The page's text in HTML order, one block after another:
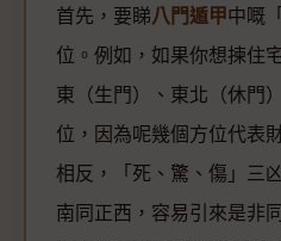
首先，要睇八門遁甲中嘅
位。例如，如果你想揀住
東（生門）、東北（休門
位，因為呢幾個方位代表
相反，「死、驚、傷」三
南同正西，容易引來是非